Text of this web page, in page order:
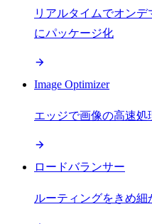
リアルタイムでオン
にパッケージ化
Image Optimizer
エッジで画像の高速処
ロードバランサー
ルーティングをきめ